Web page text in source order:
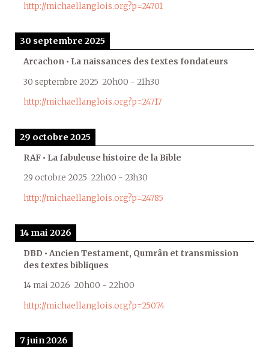
http://michaellanglois.org?p=24701
30 septembre 2025
Arcachon • La naissances des textes fondateurs
30 septembre 2025 20h00 - 21h30
http://michaellanglois.org?p=24717
29 octobre 2025
RAF • La fabuleuse histoire de la Bible
29 octobre 2025 22h00 - 23h30
http://michaellanglois.org?p=24785
14 mai 2026
DBD • Ancien Testament, Qumrân et transmission
des textes bibliques
14 mai 2026 20h00 - 22h00
http://michaellanglois.org?p=25074
7 juin 2026